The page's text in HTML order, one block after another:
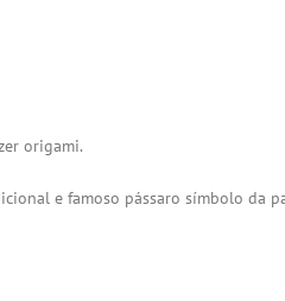
origami.
e famoso pássaro símbolo da